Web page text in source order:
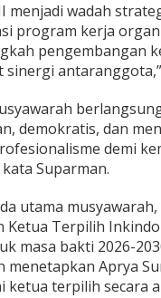
menjadi wadah
program kerja
pengembangan
sinergi antaranggota,”
demokratis, dan
demi
Suparman.
utama
Ketua Terpilih
masa bakti 2026-
menetapkan Aprya
ketua terpilih secara